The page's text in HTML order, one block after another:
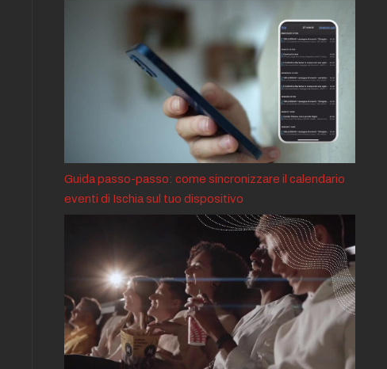
Guida passo-passo: come sincronizzare il calendario
eventi di Ischia sul tuo dispositivo